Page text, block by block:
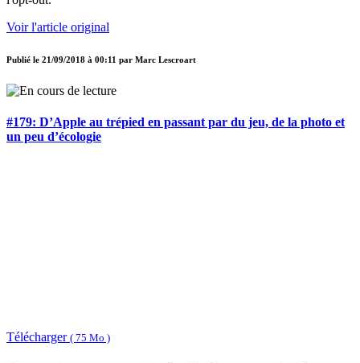
Voir l'article original
Publié le 21/09/2018 à 00:11 par Marc Lescroart
#179: D’Apple au trépied en passant par du jeu, de la photo et
un peu d’écologie
Télécharger ( 75 Mo )